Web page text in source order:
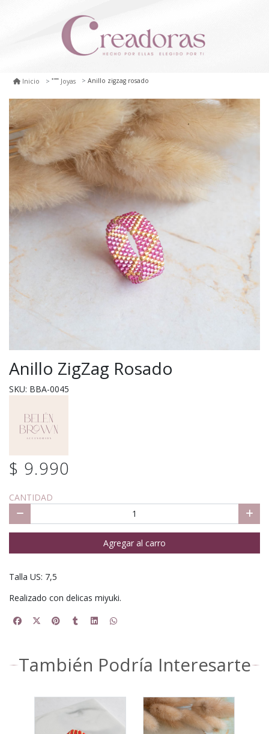
Inicio Joyas Anillo zigzag rosado
Anillo ZigZag Rosado
SKU: BBA-0045
$ 9.990
CANTIDAD
Agregar al carro
Talla US: 7,5
Realizado con delicas miyuki.
También Podría Interesarte